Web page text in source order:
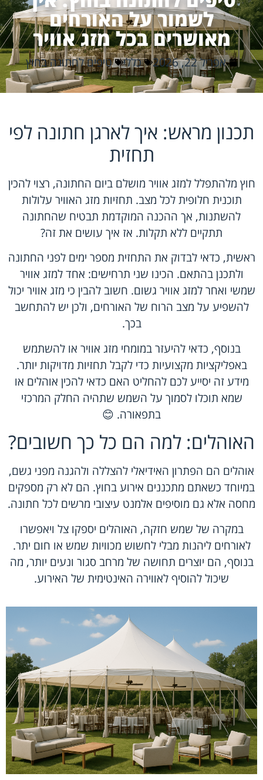
לשמור על האורחים
מאושרים בכל מזג אוויר
אפריל 22, 2026 כללי טיפים לחתונה בחוץ
תכנון מראש: איך לארגן חתונה לפי
תחזית
חוץ מלהתפלל למזג אוויר מושלם ביום החתונה, רצוי להכין
תוכנית חלופית לכל מצב. תחזיות מזג האוויר עלולות
להשתנות, אך ההכנה המוקדמת תבטיח שהחתונה
תתקיים ללא תקלות. אז איך עושים את זה?
ראשית, כדאי לבדוק את התחזית מספר ימים לפני החתונה
ולתכנן בהתאם. הכינו שני תרחישים: אחד למזג אוויר
שמשי ואחר למזג אוויר גשום. חשוב להבין כי מזג אוויר יכול
להשפיע על מצב הרוח של האורחים, ולכן יש להתחשב
בכך.
בנוסף, כדאי להיעזר במומחי מזג אוויר או להשתמש
באפליקציות מקצועיות כדי לקבל תחזיות מדויקות יותר.
מידע זה יסייע לכם להחליט האם כדאי להכין אוהלים או
שמא תוכלו לסמוך על השמש שתהיה החלק המרכזי
בתפאורה. 😊
האוהלים: למה הם כל כך חשובים?
אוהלים הם הפתרון האידיאלי להצללה ולהגנה מפני גשם,
במיוחד כשאתם מתכננים אירוע בחוץ. הם לא רק מספקים
מחסה אלא גם מוסיפים אלמנט עיצובי מרשים לכל חתונה.
במקרה של שמש חזקה, האוהלים יספקו צל ויאפשרו
לאורחים ליהנות מבלי לחשוש מכוויות שמש או חום יתר.
בנוסף, הם יוצרים תחושה של מרחב סגור ונעים יותר, מה
שיכול להוסיף לאווירה האינטימית של האירוע.